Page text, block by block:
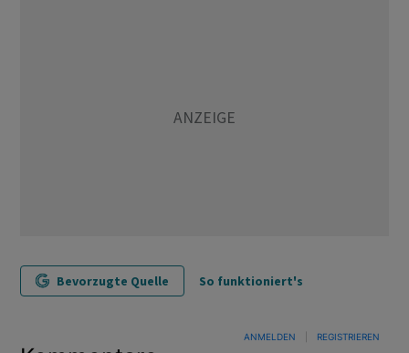
Bevorzugte Quelle So funktioniert's
ANMELDEN REGISTRIEREN